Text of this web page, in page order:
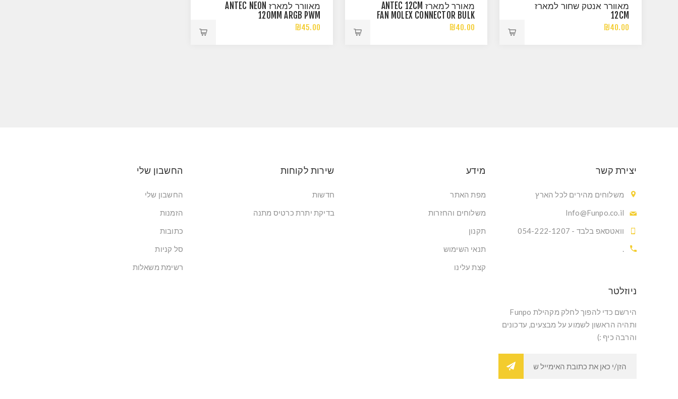
מאוורר אנטק שחור למארז
12CM
₪40.00
מאורר למארז ANTEC 12CM
FAN MOLEX CONNECTOR BULK
₪40.00
מאוורר למארז ANTEC NEON
120MM ARGB PWM
₪45.00
יצירת קשר
משלוחים מהירים לכל הארץ
Info@Funpo.co.il
וואטסאפ בלבד - 054-222-1207
.
מידע
מפת האתר
משלוחים והחזרות
תקנון
תנאי השימוש
קצת עלינו
שירות לקוחות
חדשות
בדיקת יתרת כרטיס מתנה
החשבון שלי
החשבון שלי
הזמנות
כתובות
סל קניות
רשימת משאלות
ניוזלטר
הירשם כדי להפוך לחלק מקהילת Funpo
ותהיה הראשון לשמוע על מבצעים, עדכונים
והרבה כיף :)